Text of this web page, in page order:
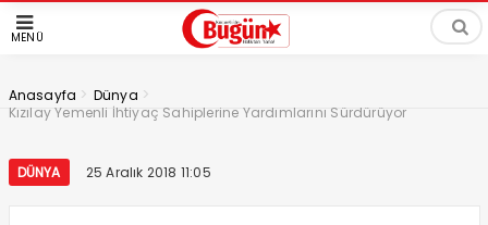
MENÜ
Anasayfa > Dünya >
Kızılay Yemenli İhtiyaç Sahiplerine Yardımlarını Sürdürüyor
DÜNYA 25 Aralık 2018 11:05